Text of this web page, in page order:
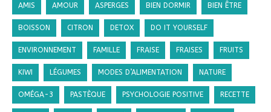
AMIS AMOUR ASPERGES BIEN DORMIR BIEN ÊTRE
BOISSON CITRON DETOX DO IT YOURSELF
ENVIRONNEMENT FAMILLE FRAISE FRAISES FRUITS
KIWI LÉGUMES MODES D’ALIMENTATION NATURE
OMÉGA-3 PASTÈQUE PSYCHOLOGIE POSITIVE RECETTE